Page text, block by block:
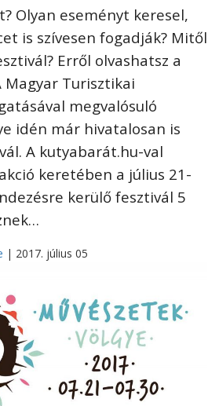
Olyan eseményt keresel,
is szívesen fogadják? Mitől
Erről olvashatsz a
Magyar Turisztikai
megvalósuló
idén már hivatalosan is
A kutyabarát.hu-val
keretében a július 21-
kerülő fesztivál 5
| 2017. július 05